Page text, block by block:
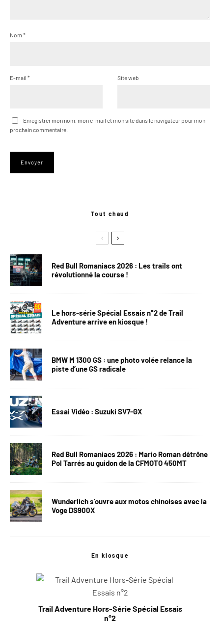
Nom *
E-mail * Site web
Enregistrer mon nom, mon e-mail et mon site dans le navigateur pour mon
prochain commentaire.
Tout chaud
Red Bull Romaniacs 2026 : Les trails ont
révolutionné la course !
Le hors-série Spécial Essais n°2 de Trail
Adventure arrive en kiosque !
BMW M 1300 GS : une photo volée relance la
piste d’une GS radicale
Essai Vidéo : Suzuki SV7-GX
Red Bull Romaniacs 2026 : Mario Roman détrône
Pol Tarrés au guidon de la CFMOTO 450MT
Wunderlich s’ouvre aux motos chinoises avec la
Voge DS900X
En kiosque
Trail Adventure Hors-Série Spécial Essais
n°2